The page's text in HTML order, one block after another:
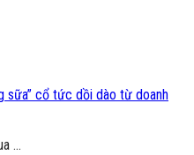
sữa” cổ tức dồi dào từ doanh
...